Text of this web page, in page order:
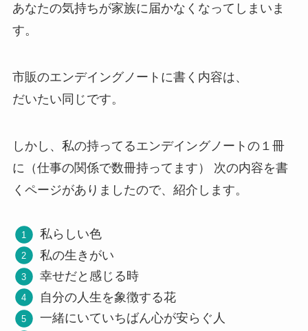
あなたの気持ちが家族に届かなくなってしまいま
す。
市販のエンデイングノートに書く内容は、
だいたい同じです。
しかし、私の持ってるエンデイングノートの１冊
に（仕事の関係で数冊持ってます） 次の内容を書
くページがありましたので、紹介します。
私らしい色
私の生きがい
幸せだと感じる時
自分の人生を象徴する花
一緒にいていちばん心が安らぐ人